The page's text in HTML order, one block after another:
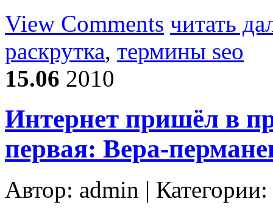
View Comments читать
раскрутка, термины seo
15.06 2010
Интернет пришёл в
первая: Вера-
Автор: admin | Категории: